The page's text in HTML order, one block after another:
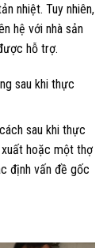
nhiệt. Tuy nhiên,
hệ với nhà sản
hỗ trợ.
sau khi thực
sau khi thực
xuất hoặc một thợ
định vấn đề gốc